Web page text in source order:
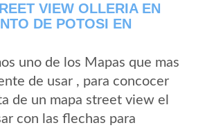
VIEW OLLERIA EN
DE POTOSI EN
uno de los Mapas que mas
de usar , para concocer
de un mapa street view el
con las flechas para